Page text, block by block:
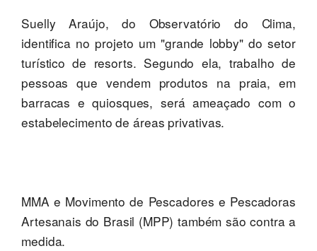
Suelly Araújo, do Observatório do Clima,
identifica no projeto um "grande lobby" do setor
turístico de resorts. Segundo ela, trabalho de
pessoas que vendem produtos na praia, em
barracas e quiosques, será ameaçado com o
estabelecimento de áreas privativas.
MMA e Movimento de Pescadores e Pescadoras
Artesanais do Brasil (MPP) também são contra a
medida.